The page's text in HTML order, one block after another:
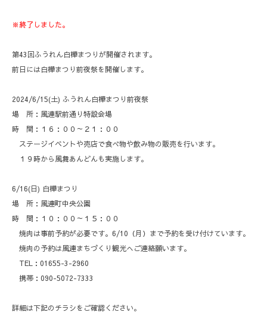
※終了しました。
第43回ふうれん白樺まつりが開催されます。
前日には白樺まつり前夜祭を開催します。
2024/6/15(土) ふうれん白樺まつり前夜祭
場 所：風連駅前通り特設会場
時 間：１６：００～２１：００
ステージイベントや売店で食べ物や飲み物の販売を行います。
１９時から風舞あんどんも実施します。
6/16(日) 白樺まつり
場 所：風連町中央公園
時 間：１０：００～１５：００
焼肉は事前予約が必要です。6/10（月）まで予約を受け付けています。
焼肉の予約は風連まちづくり観光へご連絡願います。
TEL：01655-3-2960
携帯：090-5072-7333
詳細は下記のチラシをご確認ください。